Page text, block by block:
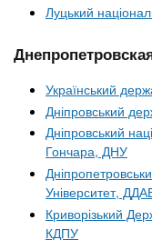
Луцький
Український
Дніпровський
Дніпровський
Гончара, ДНУ
Університет,
Криворізький
КДПУ